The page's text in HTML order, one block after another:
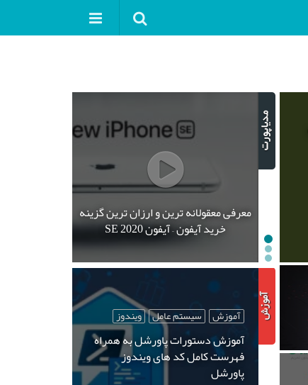
معرفی معقولانه ترین و ارزان ترین گزینه
خرید آیفون – آیفون SE 2020
آموزش سیستم عامل ویندوز
آموزش دستورات پاورشل به همراه
فهرست کامل کد های ویندوز
پاورشل